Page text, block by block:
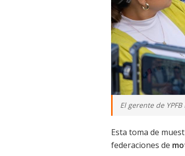
El gerente de
Esta toma de
federaciones de